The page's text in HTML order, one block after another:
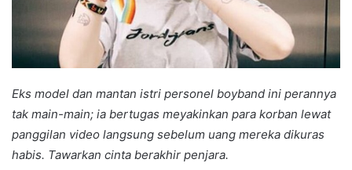
Eks model dan mantan istri personel boyband ini perannya
tak main-main; ia bertugas meyakinkan para korban lewat
panggilan video langsung sebelum uang mereka dikuras
habis. Tawarkan cinta berakhir penjara.